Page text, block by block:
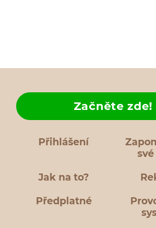
Přihlášení
své
Jak na to?
Začněte zde!
Předplatné